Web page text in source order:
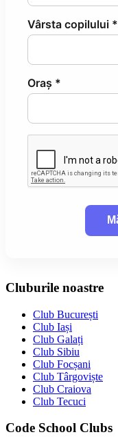
Vârsta copilului *
Oraș *
Cluburile noastre
Club București
Club Iași
Club Galați
Club Sibiu
Club Focșani
Club Târgoviște
Club Craiova
Club Tecuci
Code School Clubs